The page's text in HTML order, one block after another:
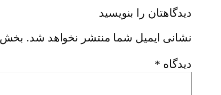
دیدگاهتان را بنویسید
نشانی ایمیل شما منتشر نخواهد شد.
دیدگاه *